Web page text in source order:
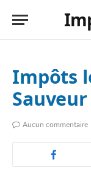
Impôts
Sauveur
Aucun commentaire